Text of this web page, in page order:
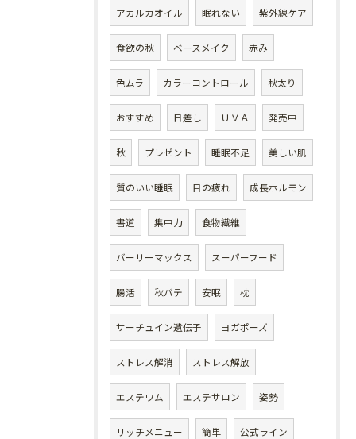
アカルカオイル 眠れない 紫外線ケア
食欲の秋 ベースメイク 赤み
色ムラ カラーコントロール 秋太り
おすすめ 日差し ＵＶＡ 発売中
秋 プレゼント 睡眠不足 美しい肌
質のいい睡眠 目の疲れ 成長ホルモン
書道 集中力 食物繊維
バーリーマックス スーパーフード
腸活 秋バテ 安眠 枕
サーチュイン遺伝子 ヨガポーズ
ストレス解消 ストレス解放
エステワム エステサロン 姿勢
リッチメニュー 簡単 公式ライン